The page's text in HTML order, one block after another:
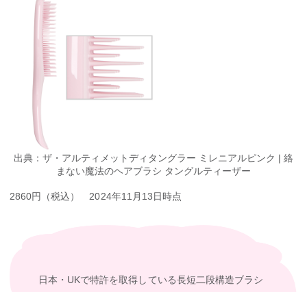
出典：ザ・アルティメットディタングラー ミレニアルピンク | 絡
まない魔法のヘアブラシ タングルティーザー
2860円（税込） 2024年11月13日時点
日本・UKで特許を取得している長短二段構造ブラシ